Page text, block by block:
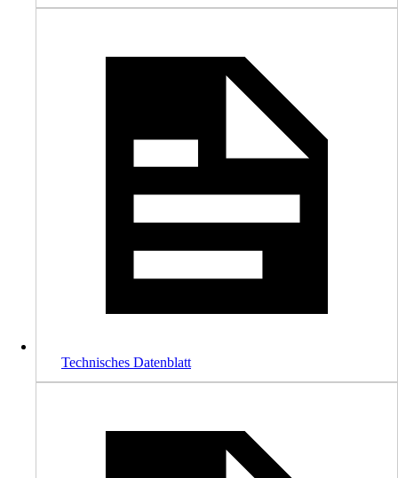
Technisches Datenblatt